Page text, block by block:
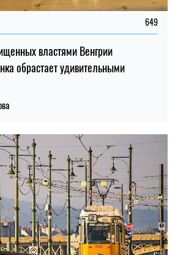
649
властями Венгрии
обрастает удивительными